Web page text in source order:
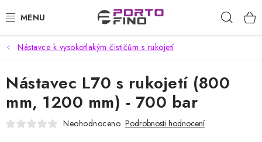
na
CHEMIE A PÉČE O VOZIDLA
PŘÍSLUŠENSTVÍ A ND K AUTOMYČKÁM
VYSOKOTLAKÉ A ČISTÍCÍ STROJE
Nástavce k vysokotlakým čističům s rukojetí
Nástavec L70 s rukojetí (800
mm, 1200 mm) - 700 bar
Neohodnoceno Podrobnosti hodnocení